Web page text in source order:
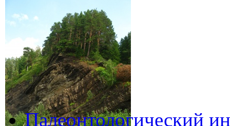
Палеонтологический